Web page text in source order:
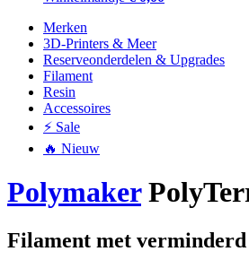
Merken
3D-Printers & Meer
Reserveonderdelen & Upgrades
Filament
Resin
Accessoires
⚡ Sale
🔥 Nieuw
Polymaker
Filament met verminderd